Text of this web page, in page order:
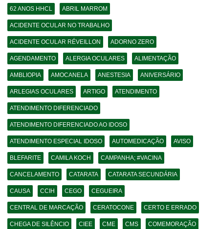
62 ANOS HHCL ABRIL MARROM
ACIDENTE OCULAR NO TRABALHO
ACIDENTE OCULAR RÉVEILLON ADORNO ZERO
AGENDAMENTO ALERGIA OCULARES ALIMENTAÇÃO
AMBLIOPIA AMOCANELA ANESTESIA ANIVERSÁRIO
ARLEGIAS OCULARES ARTIGO ATENDIMENTO
ATENDIMENTO DIFERENCIADO
ATENDIMENTO DIFERENCIADO AO IDOSO
ATENDIMENTO ESPECIAL IDOSO AUTOMEDICAÇÃO AVISO
BLEFARITE CAMILA KOCH CAMPANHA; #VACINA
CANCELAMENTO CATARATA CATARATA SECUNDÁRIA
CAUSA CCIH CEGO CEGUEIRA
CENTRAL DE MARCAÇÃO CERATOCONE CERTO E ERRADO
CHEGA DE SILÊNCIO CIEE CME CMS COMEMORAÇÃO